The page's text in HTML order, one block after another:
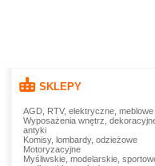
SKLEPY
AGD, RTV, elektryczne, meblowe
Wyposażenia wnętrz,
antyki
Komisy, lombardy, odzieżowe
Motoryzacyjne
Myśliwskie, modelarskie,